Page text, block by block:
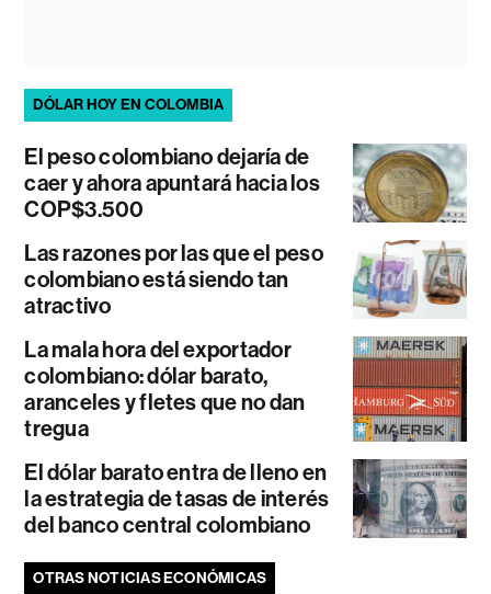
DÓLAR HOY EN COLOMBIA
El peso colombiano dejaría de
caer y ahora apuntará hacia los
COP$3.500
Las razones por las que el peso
colombiano está siendo tan
atractivo
La mala hora del exportador
colombiano: dólar barato,
aranceles y fletes que no dan
tregua
El dólar barato entra de lleno en
la estrategia de tasas de interés
del banco central colombiano
OTRAS NOTICIAS ECONÓMICAS